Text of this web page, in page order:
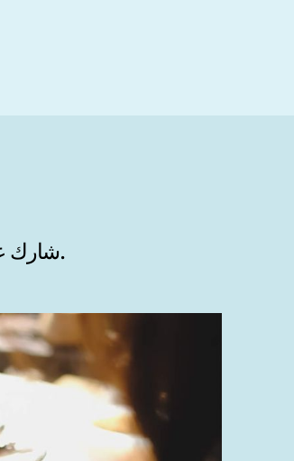
شارك علامتك التجارية وقصتك وقيمتك - وأنشئ مصداقية فورية - من خلال 4 مواقع ويب مذهلة.